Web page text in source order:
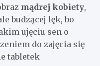
mądrej kobiety,
budzącej lęk, bo
ujęciu sen o
do zajęcia się
tabletek